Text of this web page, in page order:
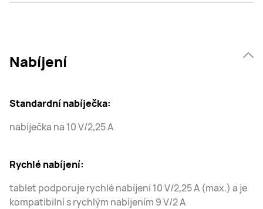
Nabíjení
Standardní nabíječka:
nabíječka na 10 V/2,25 A
Rychlé nabíjení:
tablet podporuje rychlé nabíjení 10 V/2,25 A (max.) a je
kompatibilní s rychlým nabíjením 9 V/2 A